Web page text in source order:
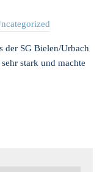
der SG Bielen/Urbach
stark und machte